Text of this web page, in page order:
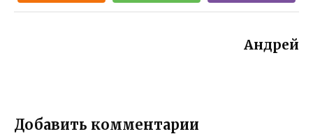
Андрей
Добавить комментарии